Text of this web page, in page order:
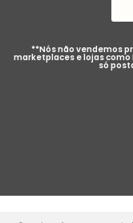
**Nós não vendemos
marketplaces e lojas como
só